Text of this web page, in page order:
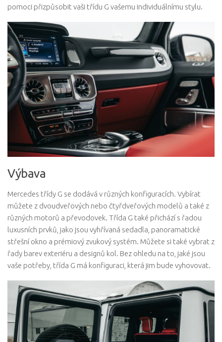
pomoci přizpůsobit vaši třídu G vašemu individuálnímu stylu.
Výbava
Mercedes třídy G se dodává v různých konfiguracích. Vybírat
můžete z dvoudveřových nebo čtyřdveřových modelů a také z
různých motorů a převodovek. Třída G také přichází s řadou
luxusních prvků, jako jsou vyhřívaná sedadla, panoramatické
střešní okno a prémiový zvukový systém. Můžete si také vybrat z
řady barev exteriéru a designů kol. Bez ohledu na to, jaké jsou
vaše potřeby, třída G má konfiguraci, která jim bude vyhovovat.